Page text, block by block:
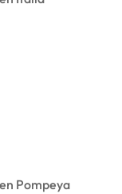
Pompeya